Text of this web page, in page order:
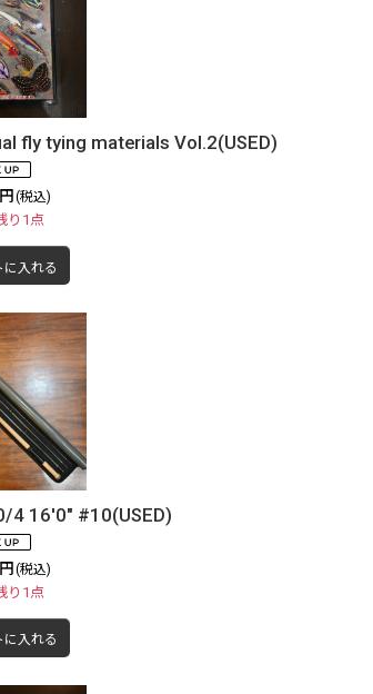
fly tying materials Vol.2(USED)
(税込)
り1点
に入れる
4 16'0" #10(USED)
(税込)
り1点
に入れる